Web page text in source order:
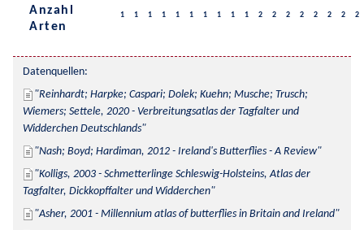
Anzahl
Arten
1 1 1 1 1 1 1 1 1 1 2 2 2 2 2 2 2 2
Datenquellen:
Reinhardt; Harpke; Caspari; Dolek; Kuehn; Musche; Trusch;
Wiemers; Settele, 2020 - Verbreitungsatlas der Tagfalter und
Widderchen Deutschlands
Nash; Boyd; Hardiman, 2012 - Ireland's Butterflies - A Review
Kolligs, 2003 - Schmetterlinge Schleswig-Holsteins, Atlas der
Tagfalter, Dickkopffalter und Widderchen
Asher, 2001 - Millennium atlas of butterflies in Britain and Ireland